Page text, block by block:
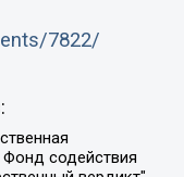
7822/
Регина Николаевна, Доброхотов Роман Александрович, Дудь Юрий Александрович, Елкин Сергей Владимирович, Кругликов Кирилл Игоревич, Сабунаева Мария Леонидовна, Семенов Алексей Владимирович, Шаинян Карен Багратович, Шульман Екатерина Михайловна, Асафьев Артур Валерьевич, Вахштайн Виктор Семенович, Венедиктов Алексей Алексеевич, Лушникова Екатерина Евгеньевна, Волков Леонид Михайлович, Невзоров Александр Глебович, Пархоменко Сергей Борисович, Сироткин Ярослав Николаевич, Кара-Мурза Владимир Владимирович, Баранова Наталья Владимировна, Гозман Леонид Яковлевич, Кагарлицкий Борис Юльевич, Климарев Михаил Валерьевич, Милов Владимир Станиславович, Автономная некоммерческая организация Краснодарский центр современного искусства "Типография", Моргенштерн Алишер Тагирович, Соболь Любовь Эдуардовна, Общество с ограниченной ответственностью "ЛИЗА НОРМ", Каспаров Гарри Кимович, Ходорковский Михаил Борисович, Общество с ограниченной ответственностью "Апрельские тезисы", Данилович Ирина Брониславовна, Кашин Олег Владимирович, Петров Николай Владимирович, Пивоваров Алексей Владимирович, Соколов Михаил Владимирович, Цветкова Юлия Владимировна, Чичваркин Евгений Александрович, Комитет против пыток/Команда против пыток, Общество с ограниченной ответственностью "Первый научный", Общество с ограниченной ответственностью "Вертолет и ко", Белоцерковская Вероника Борисовна, Кац Максим Евгеньевич, Лазарева Татьяна Юрьевна, Шаведдинов Руслан Табризович, Яшин Илья Валерьевич, Общество с ограниченной ответственностью "Иноагент ААВ", Алешковский Дмитрий Петрович, Альбац Евгения Марковна, Быков Дмитрий Львович, Галямина Юлия Евгеньевна, Лойко Сергей Леонидович, Мартынов Кирилл Константинович, Медведев Сергей Александрович, Крашенинников Федор Геннадиевич, Гордеева Катерина Вл